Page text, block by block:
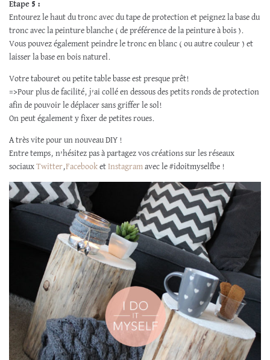
Etape 5 :
Entourez le haut du tronc avec du tape de protection et peignez la base du
tronc avec la peinture blanche ( de préférence de la peinture à bois ).
Vous pouvez également peindre le tronc en blanc ( ou autre couleur ) et
laisser la base en bois naturel.
Votre tabouret ou petite table basse est presque prêt!
=>Pour plus de facilité, j’ai collé en dessous des petits ronds de protection
afin de pouvoir le déplacer sans griffer le sol!
On peut également y fixer de petites roues.
A très vite pour un nouveau DIY !
Entre temps, n’hésitez pas à partagez vos créations sur les réseaux
sociaux Twitter,Facebook et Instagram avec le #idoitmyselfbe !